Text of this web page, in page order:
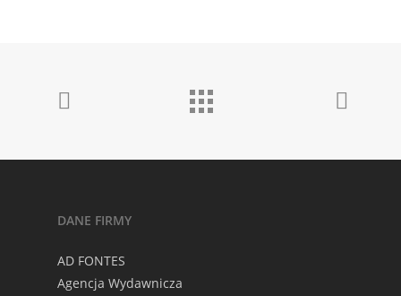
DANE FIRMY
AD FONTES
Agencja Wydawnicza